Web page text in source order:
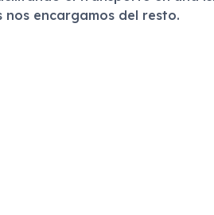
encargamos del resto.